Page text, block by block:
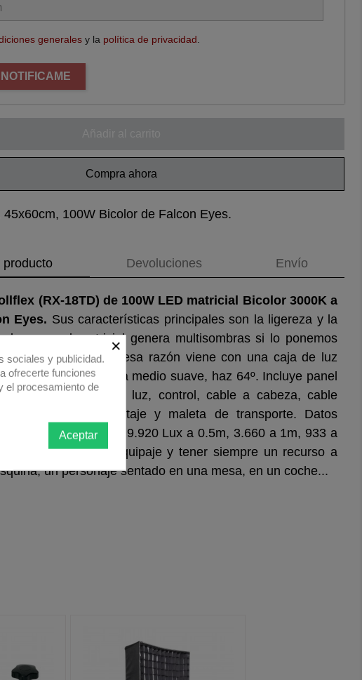
generales y la política de privacidad
Compra ahora
100W Bicolor de Falcon Eyes.
producto Devoluciones Envío
(RX-18TD) de 100W LED matricial Bicolor 3000K a
Eyes. Sus características principales son la ligereza y la
ser panel matricial genera multisombras si lo ponemos
a una pared, por esa razón viene con una caja de luz
softlight con sombra medio suave, haz 64º. Incluye panel
soporte, caja de luz, control, cable a cabeza, cable
adaptadores de montaje y maleta de transporte. Datos
SIN caja de luz: 9.920 Lux a 0.5m, 3.660 a 1m, 933 a
andar liger@ de equipaje y tener siempre un recurso a
un personaje sentado en una mesa, en un coche...
×
sociales y publicidad.
ofrecerte funciones
el procesamiento de
Aceptar